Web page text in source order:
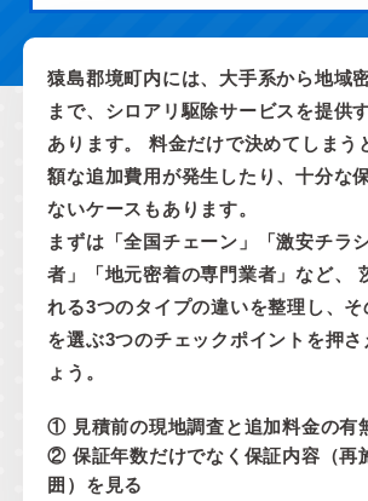
猿島郡境町内には、大手系から地域
まで、シロアリ駆除サービスを提供
あります。 料金だけで決めてしまう
額な追加費用が発生したり、十分な
ないケースもあります。
まずは「全国チェーン」「激安チ
者」「地元密着の専門業者」など、
れる3つのタイプの違いを整理し、
を選ぶ3つのチェックポイントを押さ
ょう。
① 見積前の現地調査と追加料金の有
② 保証年数だけでなく保証内容（再
囲）を見る